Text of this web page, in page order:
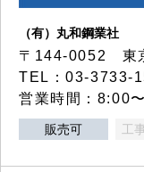
（有）丸和鋼業社
〒144-0052 東
TEL：03-3733-
営業時間：8:00
販売可 工